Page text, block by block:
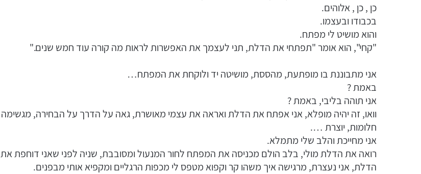
כן , כן , אלוהים.
בכבודו ובעצמו.
והוא מושיט לי מפתח.
"קחי", הוא אומר "תפתחי את הדלת, תני לעצמך את האפשרות לראות מה קורה עוד חמש שנים."
אני מתבוננת בו מופתעת, מהססת, מושיטה יד ולוקחת את המפתח…
באמת ?
אני תוהה בליבי, באמת ?
וואו, זה יהיה מופלא, אני אפתח את הדלת ואראה את עצמי מאושרת, גאה על הדרך על הבחירה, מגשימה
חלומות, יוצרת ….
אני מחייכת והלב שלי מתמלא.
רואה את הדלת מולי, בלב הולם מכניסה את המפתח לחור המנעול ומסובבת, שניה לפני שאני דוחפת את
הדלת, אני נעצרת, מרגישה איך משהו קר וקפוא מטפס לי מכפות הרגליים ומקפיא אותי מבפנים.